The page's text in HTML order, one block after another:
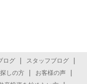
ログ | スタッフブログ |
しの方 | お客様の声 |